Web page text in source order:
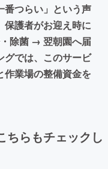
番つらい」という声
保護者がお迎え時に
除菌 → 翌朝園へ届
グでは、このサービ
作業場の整備資金を
ちらもチェックし